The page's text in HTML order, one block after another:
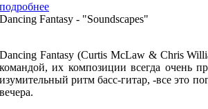
подробнее
Dancing Fantasy - "Soundscapes"
Dancing Fantasy (Curtis McLaw & Chris
командой, их композиции всегда очень
изумительный ритм басc-гитар, -все это
вечера.